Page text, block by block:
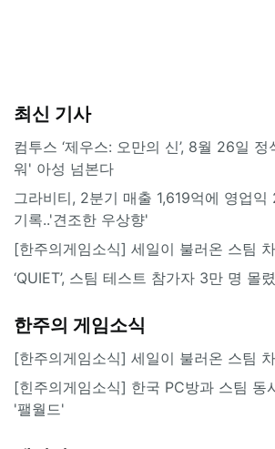
최신 기사
컴투스 ‘제우스: 오만의 신’, 8월 26일
워' 아성 넘본다
그라비티, 2분기 매출 1,619억에 영업익
기록..'견조한 우상향'
[한주의게임소식] 세일이 불러온 스팀
‘QUIET’, 스팀 테스트 참가자 3만 명 몰
한주의 게임소식
[한주의게임소식] 세일이 불러온 스팀
[힌주의게임소식] 한국 PC방과 스팀 동
'팰월드'